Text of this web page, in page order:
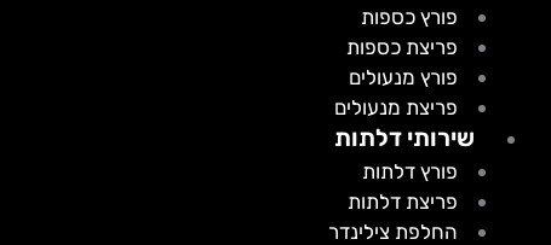
פורץ כספות
פריצת כספות
פורץ מנעולים
פריצת מנעולים
שירותי דלתות
פורץ דלתות
פריצת דלתות
החלפת צילינדר